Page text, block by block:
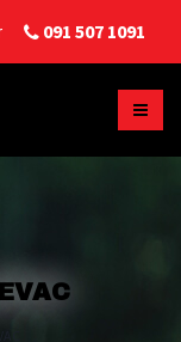
091 507 1091